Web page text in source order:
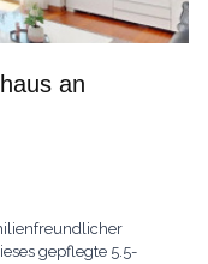
an
gepflegte 5.5-